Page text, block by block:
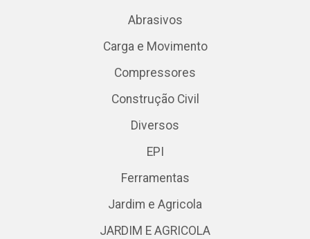
Abrasivos
Carga e Movimento
Compressores
Construção Civil
Diversos
EPI
Ferramentas
Jardim e Agricola
JARDIM E AGRICOLA